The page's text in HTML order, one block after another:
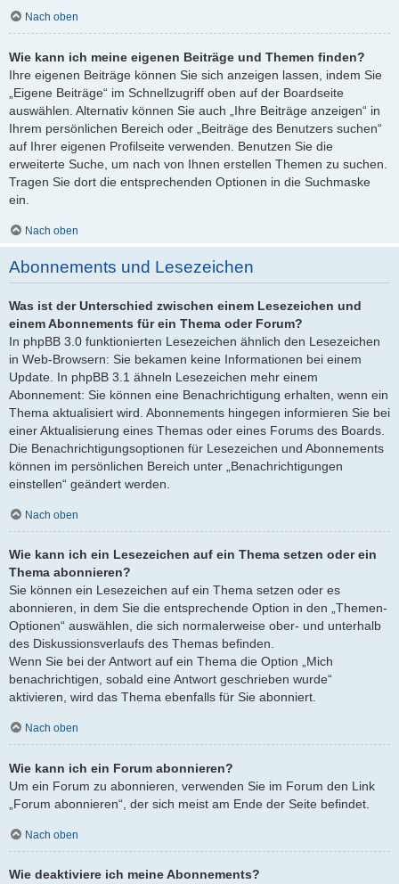
Nach oben
Wie kann ich meine eigenen Beiträge und Themen finden?
Ihre eigenen Beiträge können Sie sich anzeigen lassen, indem Sie
„Eigene Beiträge“ im Schnellzugriff oben auf der Boardseite
auswählen. Alternativ können Sie auch „Ihre Beiträge anzeigen“ in
Ihrem persönlichen Bereich oder „Beiträge des Benutzers suchen“
auf Ihrer eigenen Profilseite verwenden. Benutzen Sie die
erweiterte Suche, um nach von Ihnen erstellen Themen zu suchen.
Tragen Sie dort die entsprechenden Optionen in die Suchmaske
ein.
Nach oben
Abonnements und Lesezeichen
Was ist der Unterschied zwischen einem Lesezeichen und
einem Abonnements für ein Thema oder Forum?
In phpBB 3.0 funktionierten Lesezeichen ähnlich den Lesezeichen
in Web-Browsern: Sie bekamen keine Informationen bei einem
Update. In phpBB 3.1 ähneln Lesezeichen mehr einem
Abonnement: Sie können eine Benachrichtigung erhalten, wenn ein
Thema aktualisiert wird. Abonnements hingegen informieren Sie bei
einer Aktualisierung eines Themas oder eines Forums des Boards.
Die Benachrichtigungsoptionen für Lesezeichen und Abonnements
können im persönlichen Bereich unter „Benachrichtigungen
einstellen“ geändert werden.
Nach oben
Wie kann ich ein Lesezeichen auf ein Thema setzen oder ein
Thema abonnieren?
Sie können ein Lesezeichen auf ein Thema setzen oder es
abonnieren, in dem Sie die entsprechende Option in den „Themen-
Optionen“ auswählen, die sich normalerweise ober- und unterhalb
des Diskussionsverlaufs des Themas befinden.
Wenn Sie bei der Antwort auf ein Thema die Option „Mich
benachrichtigen, sobald eine Antwort geschrieben wurde“
aktivieren, wird das Thema ebenfalls für Sie abonniert.
Nach oben
Wie kann ich ein Forum abonnieren?
Um ein Forum zu abonnieren, verwenden Sie im Forum den Link
„Forum abonnieren“, der sich meist am Ende der Seite befindet.
Nach oben
Wie deaktiviere ich meine Abonnements?